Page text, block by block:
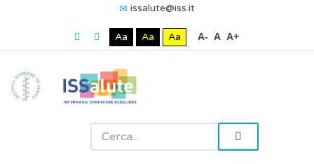
issalute@iss.it
Aa Aa Aa A- A A+